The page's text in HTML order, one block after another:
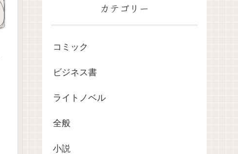
カテゴリー
コミック
ビジネス書
ライトノベル
全般
小説